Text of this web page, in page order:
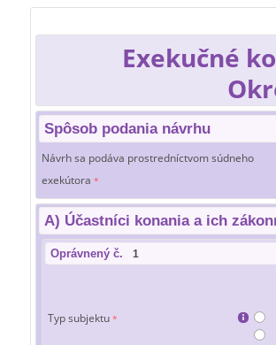
Exekučné
Spôsob podania návrhu
Návrh sa podáva prostredníctvom súdneho
exekútora*
A) Účastníci konania a ich
Oprávnený č.
Typ subjektu*